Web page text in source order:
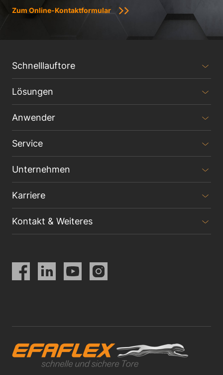
Zum Online-Kontaktformular
Schnelllauftore
Lösungen
Anwender
Service
Unternehmen
Karriere
Kontakt & Weiteres